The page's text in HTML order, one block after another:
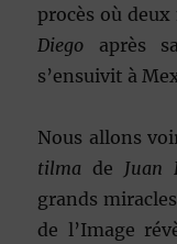
procès où
Diego après
s’ensuivit à
Nous allons
tilma de Juan
grands
de l’Image